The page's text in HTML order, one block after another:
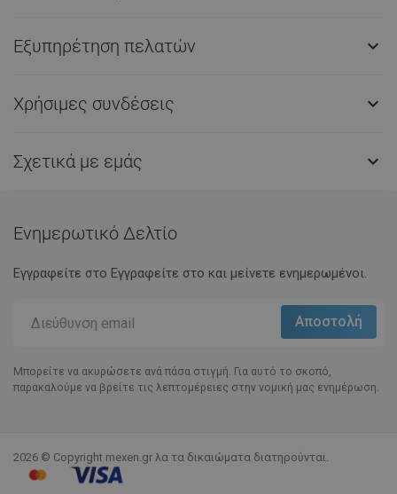
Εξυπηρέτηση πελατών 
Χρήσιμες συνδέσεις 
Σχετικά με εμάς 
Ενημερωτικό Δελτίο
Εγγραφείτε στο Eγγραφείτε στο και μείνετε ενημερωμένοι.
Μπορείτε να ακυρώσετε ανά πάσα στιγμή. Για αυτό το σκοπό,
παρακαλούμε να βρείτε τις λεπτομέρειες στην νομική μας ενημέρωση.
2026 © Copyright mexen.gr λα τα δικαιώματα διατηρούνται.